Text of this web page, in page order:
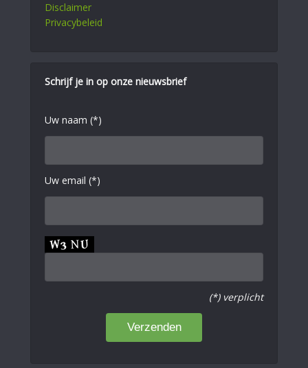
Disclaimer
Privacybeleid
Schrijf je in op onze nieuwsbrief
Uw naam (*)
Uw email (*)
(*) verplicht